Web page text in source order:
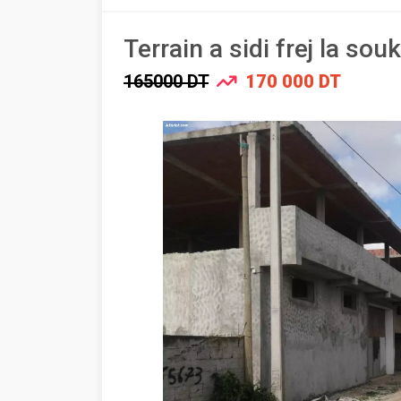
Terrain a sidi frej la
165000 DT 170 000 DT